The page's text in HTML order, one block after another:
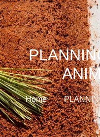
Home